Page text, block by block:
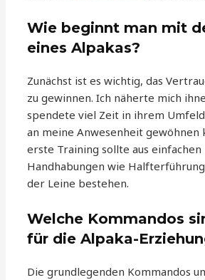
Wie beginnt man mit
eines Alpakas?
Zunächst ist es wichtig, das
zu gewinnen. Ich näherte mich
spendete viel Zeit in ihrem
an meine Anwesenheit gewöhnen
erste Training sollte aus einfachen
Handhabungen wie
der Leine bestehen.
Welche Kommandos
für die Alpaka-
Die grundlegenden Kommandos